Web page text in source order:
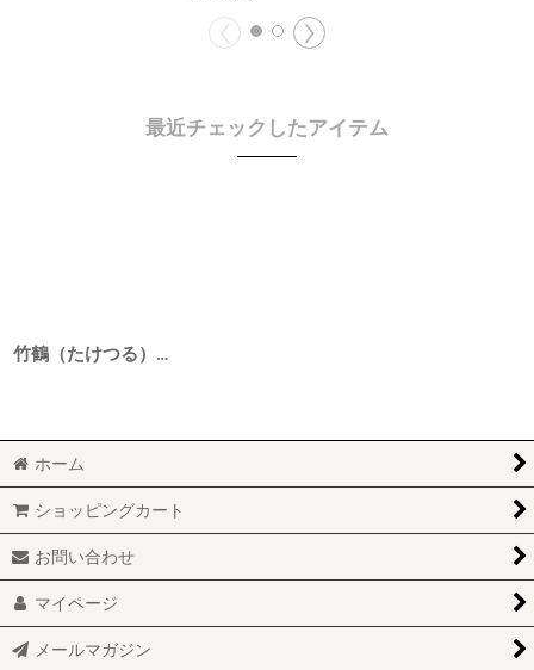
最近チェックしたアイテム
竹鶴（たけつる） 雄町 純米にごり 4BY 1800ml
ホーム
ショッピングカート
お問い合わせ
マイページ
メールマガジン